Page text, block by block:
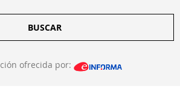
BUSCAR
ofrecida por: